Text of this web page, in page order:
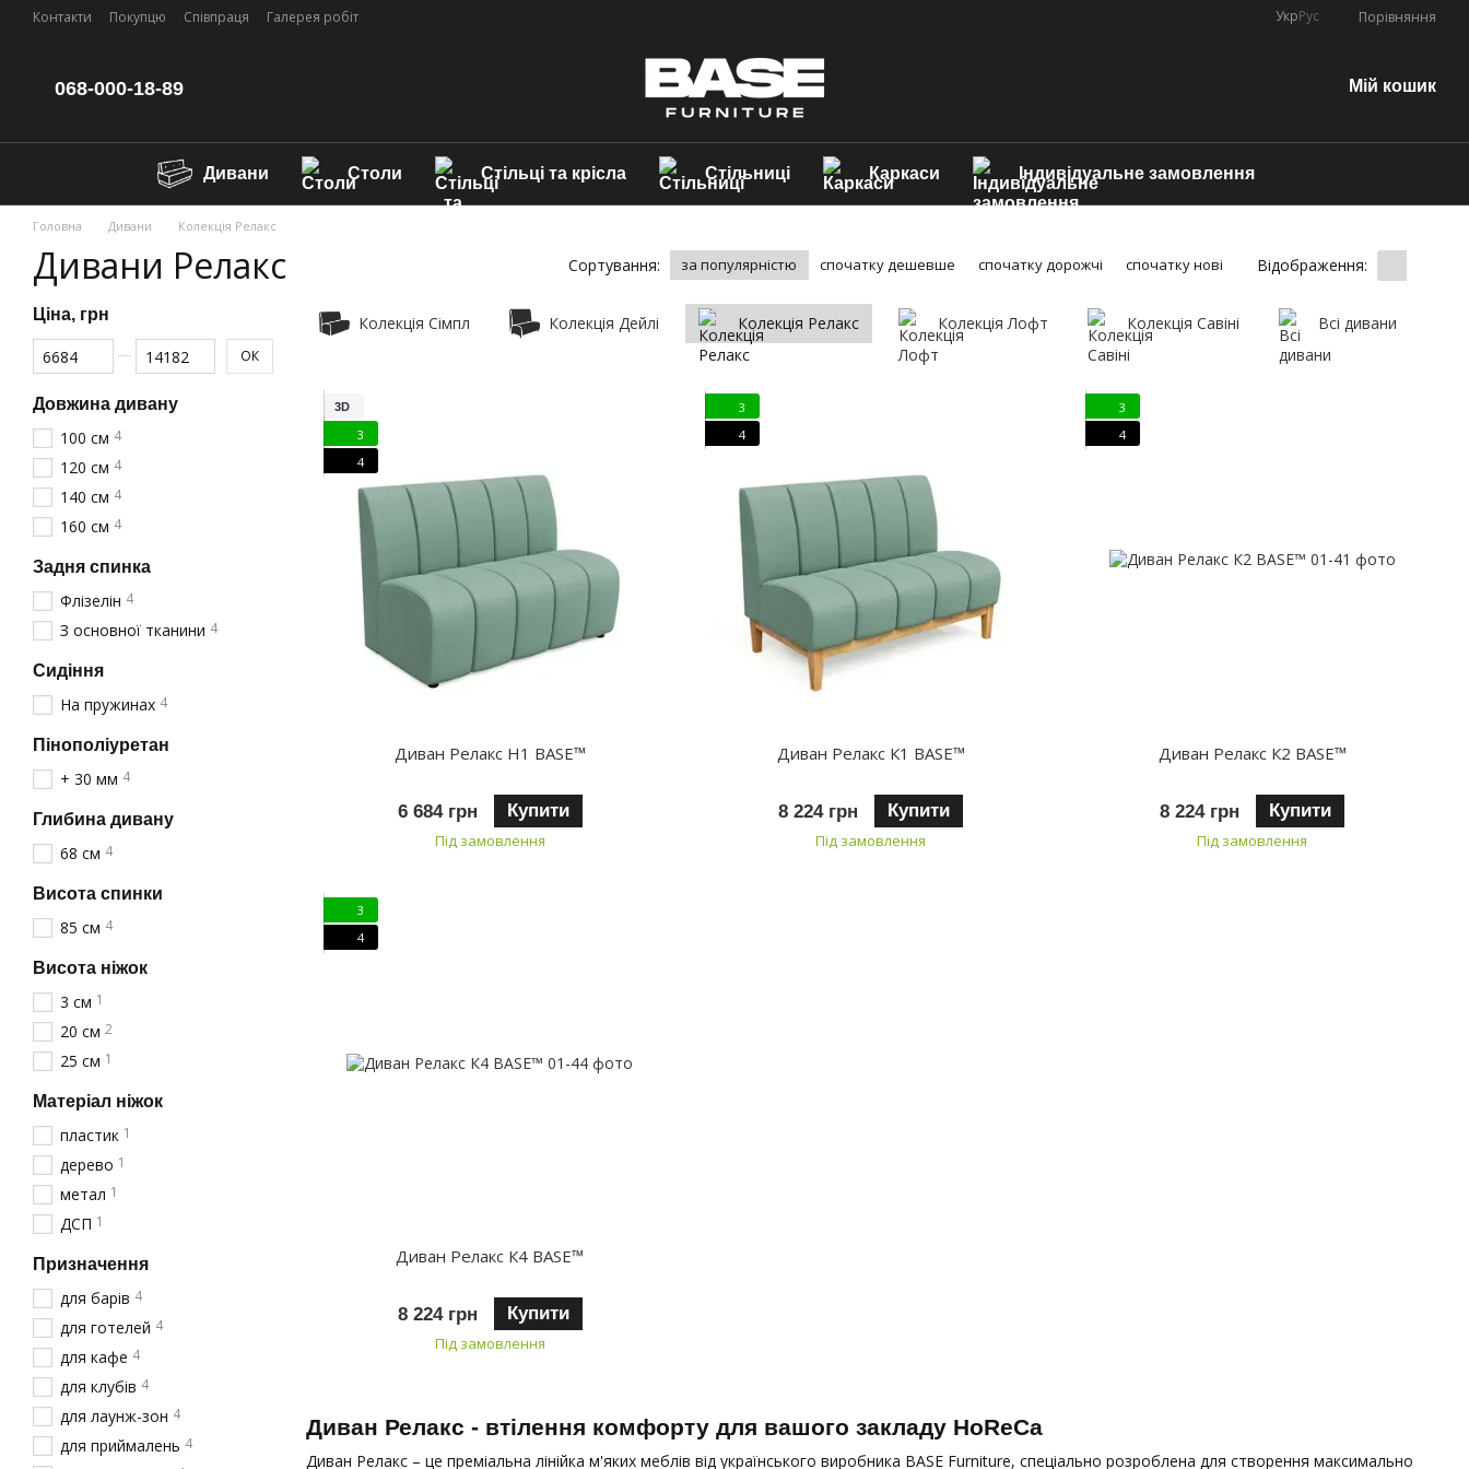
Перейти до основного контенту
Контакти Покупцю Співпраця Галерея робіт УкрРус Порівняння
068-000-18-89 Мій кошик
Дивани Столи Стільці та крісла Стільниці Каркаси Індивідуальне замовлення
Головна Дивани Колекція Релакс
Дивани Релакс Сортування: за популярністю спочатку дешевше спочатку дорожчі спочатку нові Відображення:
Диван Релакс - втілення комфорту для вашого закладу HoReCa
Диван Релакс – це преміальна лінійка м'яких меблів від українського виробника BASE Furniture, спеціально розроблена для створення максимально
Колекція Сімпл Колекція Дейлі Колекція Релакс Колекція Лофт Колекція Савіні Всі дивани
3D
3
4
Диван Релакс H1 BASE™
6 684 грн Купити
Під замовлення
3
4
Диван Релакс К1 BASE™
8 224 грн Купити
Під замовлення
3
4
Диван Релакс К2 BASE™
8 224 грн Купити
Під замовлення
3
4
Диван Релакс К4 BASE™
8 224 грн Купити
Під замовлення
Ціна, грн
Від Ціна, грн
До Ціна, грн ОК
Довжина дивану
100 см 4
120 см 4
140 см 4
160 см 4
Задня спинка
Флізелін 4
З основної тканини 4
Сидіння
На пружинах 4
Пінополіуретан
+ 30 мм 4
Глибина дивану
68 см 4
Висота спинки
85 см 4
Висота ніжок
3 см 1
20 см 2
25 см 1
Матеріал ніжок
пластик 1
дерево 1
метал 1
ДСП 1
Призначення
для барів 4
для готелей 4
для кафе 4
для клубів 4
для лаунж-зон 4
для приймалень 4